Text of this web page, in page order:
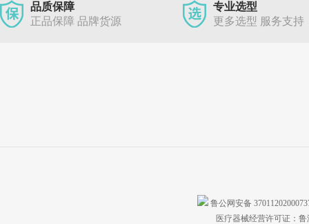
品质保障
正品保障 品牌货源
专业选型
更多选型 服务支持
鲁公网安备
医疗器械经营许可证：